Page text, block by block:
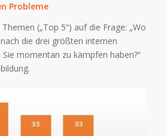
Probleme
(„Top 5“) auf die Frage: „Wo
die drei größten internen
momentan zu kämpfen haben?“